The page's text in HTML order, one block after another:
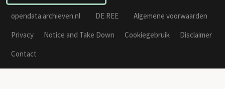
opendata.archieven.nl DE REE
Algemene voorwaarden
Privacy
Notice and Take Down Cookiegebruik
Disclaimer
Contact